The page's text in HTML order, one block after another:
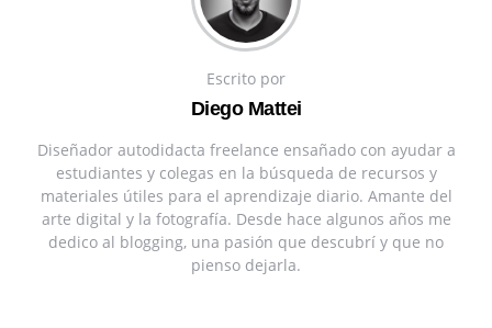
Escrito por
Diego Mattei
Diseñador autodidacta freelance ensañado con ayudar a
estudiantes y colegas en la búsqueda de recursos y
materiales útiles para el aprendizaje diario. Amante del
arte digital y la fotografía. Desde hace algunos años me
dedico al blogging, una pasión que descubrí y que no
pienso dejarla.